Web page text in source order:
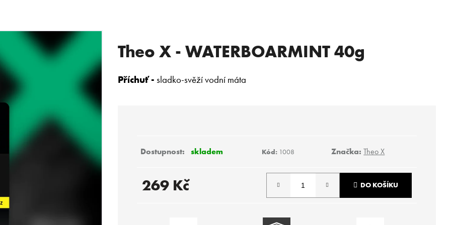
Theo X - WATERBOARMINT 40g
Příchuť - sladko-svěží vodní máta
skladem Kód: 1008 Značka:Theo X
269 Kč DO KOŠÍKU
NAJÍT?
Doporučujeme
Následující